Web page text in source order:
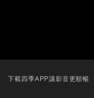
下載四季APP讓影音更順暢